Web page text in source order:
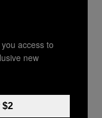
Still Pick
Way
access to
new